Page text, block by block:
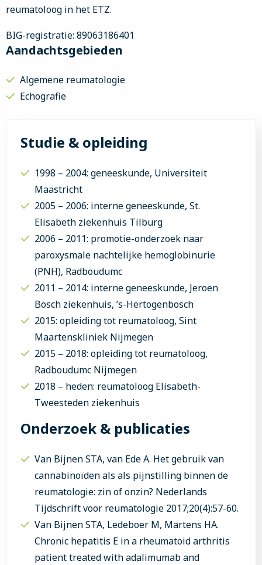
reumatoloog in het ETZ.
BIG-registratie: 89063186401
Aandachtsgebieden
Algemene reumatologie
Echografie
Studie & opleiding
1998 – 2004: geneeskunde, Universiteit
Maastricht
2005 – 2006: interne geneeskunde, St.
Elisabeth ziekenhuis Tilburg
2006 – 2011: promotie-onderzoek naar
paroxysmale nachtelijke hemoglobinurie
(PNH), Radboudumc
2011 – 2014: interne geneeskunde, Jeroen
Bosch ziekenhuis, ’s-Hertogenbosch
2015: opleiding tot reumatoloog, Sint
Maartenskliniek Nijmegen
2015 – 2018: opleiding tot reumatoloog,
Radboudumc Nijmegen
2018 – heden: reumatoloog Elisabeth-
Tweesteden ziekenhuis
Onderzoek & publicaties
Van Bijnen STA, van Ede A. Het gebruik van
cannabinoïden als als pijnstilling binnen de
reumatologie: zin of onzin? Nederlands
Tijdschrift voor reumatologie 2017;20(4):57-60.
Van Bijnen STA, Ledeboer M, Martens HA.
Chronic hepatitis E in a rheumatoid arthritis
patient treated with adalimumab and